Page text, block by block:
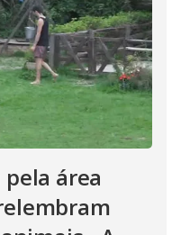
pela área